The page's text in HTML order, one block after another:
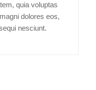
quia voluptas
dolores eos,
nesciunt.